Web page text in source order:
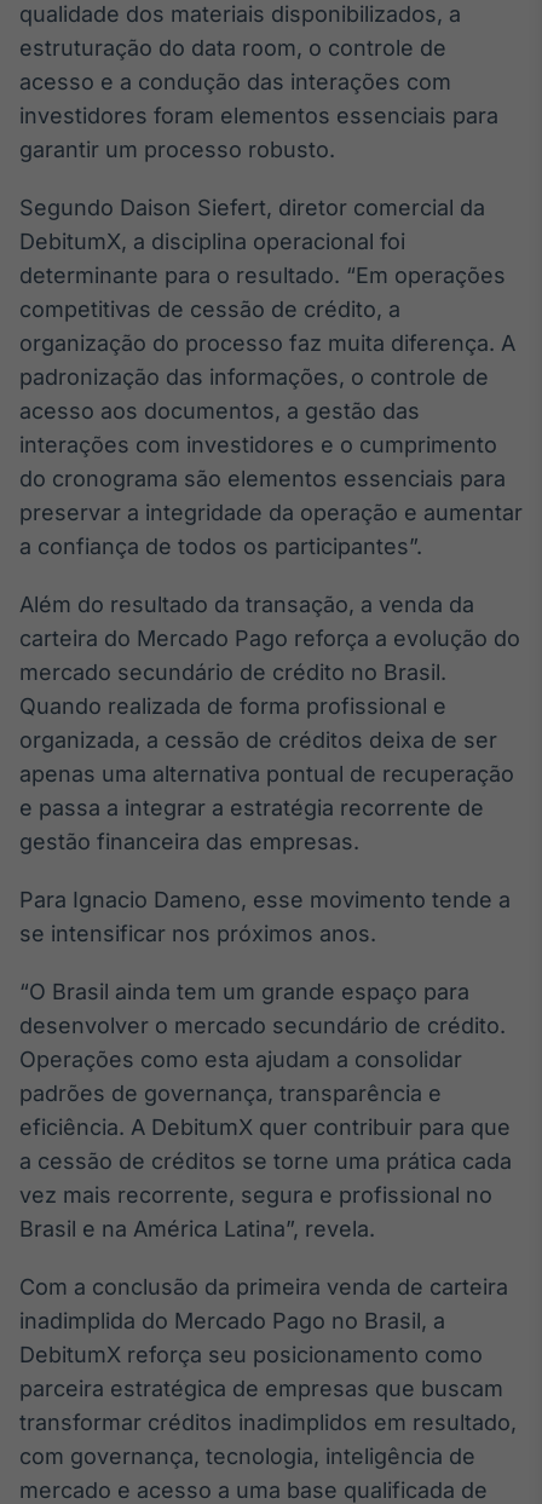
qualidade dos materiais disponibilizados, a
estruturação do data room, o controle de
acesso e a condução das interações com
investidores foram elementos essenciais para
garantir um processo robusto.
Segundo Daison Siefert, diretor comercial da
DebitumX, a disciplina operacional foi
determinante para o resultado. “Em operações
competitivas de cessão de crédito, a
organização do processo faz muita diferença. A
padronização das informações, o controle de
acesso aos documentos, a gestão das
interações com investidores e o cumprimento
do cronograma são elementos essenciais para
preservar a integridade da operação e aumentar
a confiança de todos os participantes”.
Além do resultado da transação, a venda da
carteira do Mercado Pago reforça a evolução do
mercado secundário de crédito no Brasil.
Quando realizada de forma profissional e
organizada, a cessão de créditos deixa de ser
apenas uma alternativa pontual de recuperação
e passa a integrar a estratégia recorrente de
gestão financeira das empresas.
Para Ignacio Dameno, esse movimento tende a
se intensificar nos próximos anos.
“O Brasil ainda tem um grande espaço para
desenvolver o mercado secundário de crédito.
Operações como esta ajudam a consolidar
padrões de governança, transparência e
eficiência. A DebitumX quer contribuir para que
a cessão de créditos se torne uma prática cada
vez mais recorrente, segura e profissional no
Brasil e na América Latina”, revela.
Com a conclusão da primeira venda de carteira
inadimplida do Mercado Pago no Brasil, a
DebitumX reforça seu posicionamento como
parceira estratégica de empresas que buscam
transformar créditos inadimplidos em resultado,
com governança, tecnologia, inteligência de
mercado e acesso a uma base qualificada de